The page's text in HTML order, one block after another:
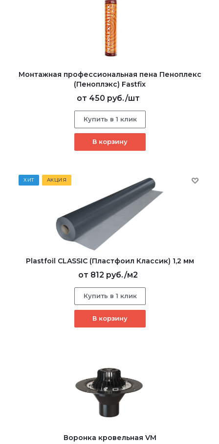
Монтажная профессиональная пена Пеноплекс
(Пеноплэкс) Fastfix
от 450 руб./шт
Купить в 1 клик
В корзину
ХИТ АКЦИЯ
Plastfoil CLASSIC (Пластфоил Классик) 1,2 мм
от 812 руб./м2
Купить в 1 клик
В корзину
Воронка кровельная VM